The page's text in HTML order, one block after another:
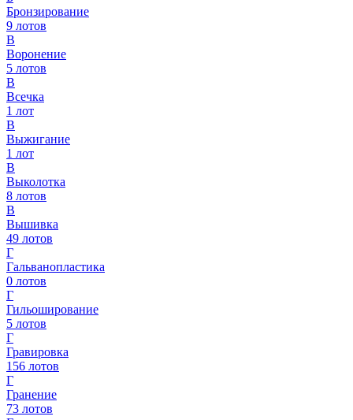
Бронзирование
9 лотов
В
Воронение
5 лотов
В
Всечка
1 лот
В
Выжигание
1 лот
В
Выколотка
8 лотов
В
Вышивка
49 лотов
Г
Гальванопластика
0 лотов
Г
Гильоширование
5 лотов
Г
Гравировка
156 лотов
Г
Гранение
73 лотов